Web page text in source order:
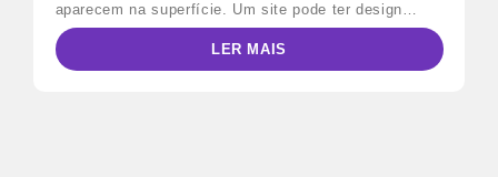
aparecem na superfície. Um site pode ter design
impecável, conteúdo publicado regularmente e ainda
assim perder posições para concorrentes menores —
porque falhas técnicas e estratégicas invisíveis
LER MAIS